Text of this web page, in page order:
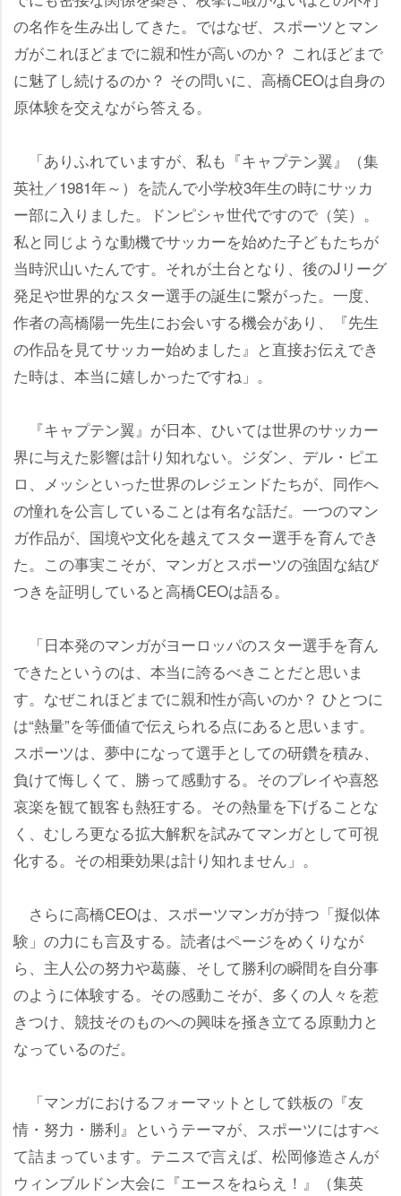
の名作を生み出してきた。ではなぜ、スポーツとマン
ガがこれほどまでに親和性が高いのか？ これほどまで
に魅了し続けるのか？ その問いに、高橋CEOは自身の
原体験を交えながら答える。
「ありふれていますが、私も『キャプテン翼』（集
英社／1981年～）を読んで小学校3年生の時にサッカ
ー部に入りました。ドンピシャ世代ですので（笑）。
私と同じような動機でサッカーを始めた子どもたちが
当時沢山いたんです。それが土台となり、後のJリーグ
発足や世界的なスター選手の誕生に繋がった。一度、
作者の高橋陽一先生にお会いする機会があり、『先生
の作品を見てサッカー始めました』と直接お伝えでき
た時は、本当に嬉しかったですね」。
『キャプテン翼』が日本、ひいては世界のサッカー
界に与えた影響は計り知れない。ジダン、デル・ピエ
ロ、メッシといった世界のレジェンドたちが、同作へ
の憧れを公言していることは有名な話だ。一つのマン
ガ作品が、国境や文化を越えてスター選手を育んでき
た。この事実こそが、マンガとスポーツの強固な結び
つきを証明していると高橋CEOは語る。
「日本発のマンガがヨーロッパのスター選手を育ん
できたというのは、本当に誇るべきことだと思いま
す。なぜこれほどまでに親和性が高いのか？ ひとつに
は“熱量”を等価値で伝えられる点にあると思います。
スポーツは、夢中になって選手としての研鑽を積み、
負けて悔しくて、勝って感動する。そのプレイや喜怒
哀楽を観て観客も熱狂する。その熱量を下げることな
く、むしろ更なる拡大解釈を試みてマンガとして可視
化する。その相乗効果は計り知れません」。
さらに高橋CEOは、スポーツマンガが持つ「擬似体
験」の力にも言及する。読者はページをめくりなが
ら、主人公の努力や葛藤、そして勝利の瞬間を自分事
のように体験する。その感動こそが、多くの人々を惹
きつけ、競技そのものへの興味を掻き立てる原動力と
なっているのだ。
「マンガにおけるフォーマットとして鉄板の『友
情・努力・勝利』というテーマが、スポーツにはすべ
て詰まっています。テニスで言えば、松岡修造さんが
ウィンブルドン大会に『エースをねらえ！』（集英